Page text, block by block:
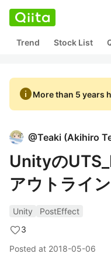
Trend Stock List
infoMore than 5 years
@Teaki (Akihiro
Unityの
アウトライ
Unity
PostEffect
3
Posted at 2018-05-06